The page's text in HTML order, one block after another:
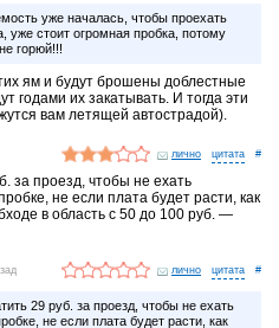
уже началась, чтобы проехать
уже стоит огромная пробка, потому
горюй!!!
ям и будут брошены доблестные
годами их закатывать. И тогда эти
вам летящей автострадой).
лично #
за проезд, чтобы не ехать
не если плата будет расти, как
в область с 50 до 100 руб. —
лично #
29 руб. за проезд, чтобы не ехать
не если плата будет расти, как